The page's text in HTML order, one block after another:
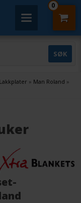
0
» Man Roland »